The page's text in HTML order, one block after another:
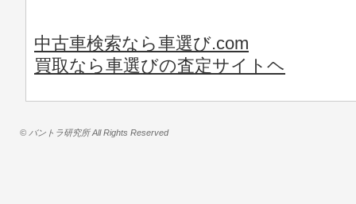
中古車検索なら車選び.com
買取なら車選びの査定サイトヘ
© バントラ研究所 All Rights Reserved